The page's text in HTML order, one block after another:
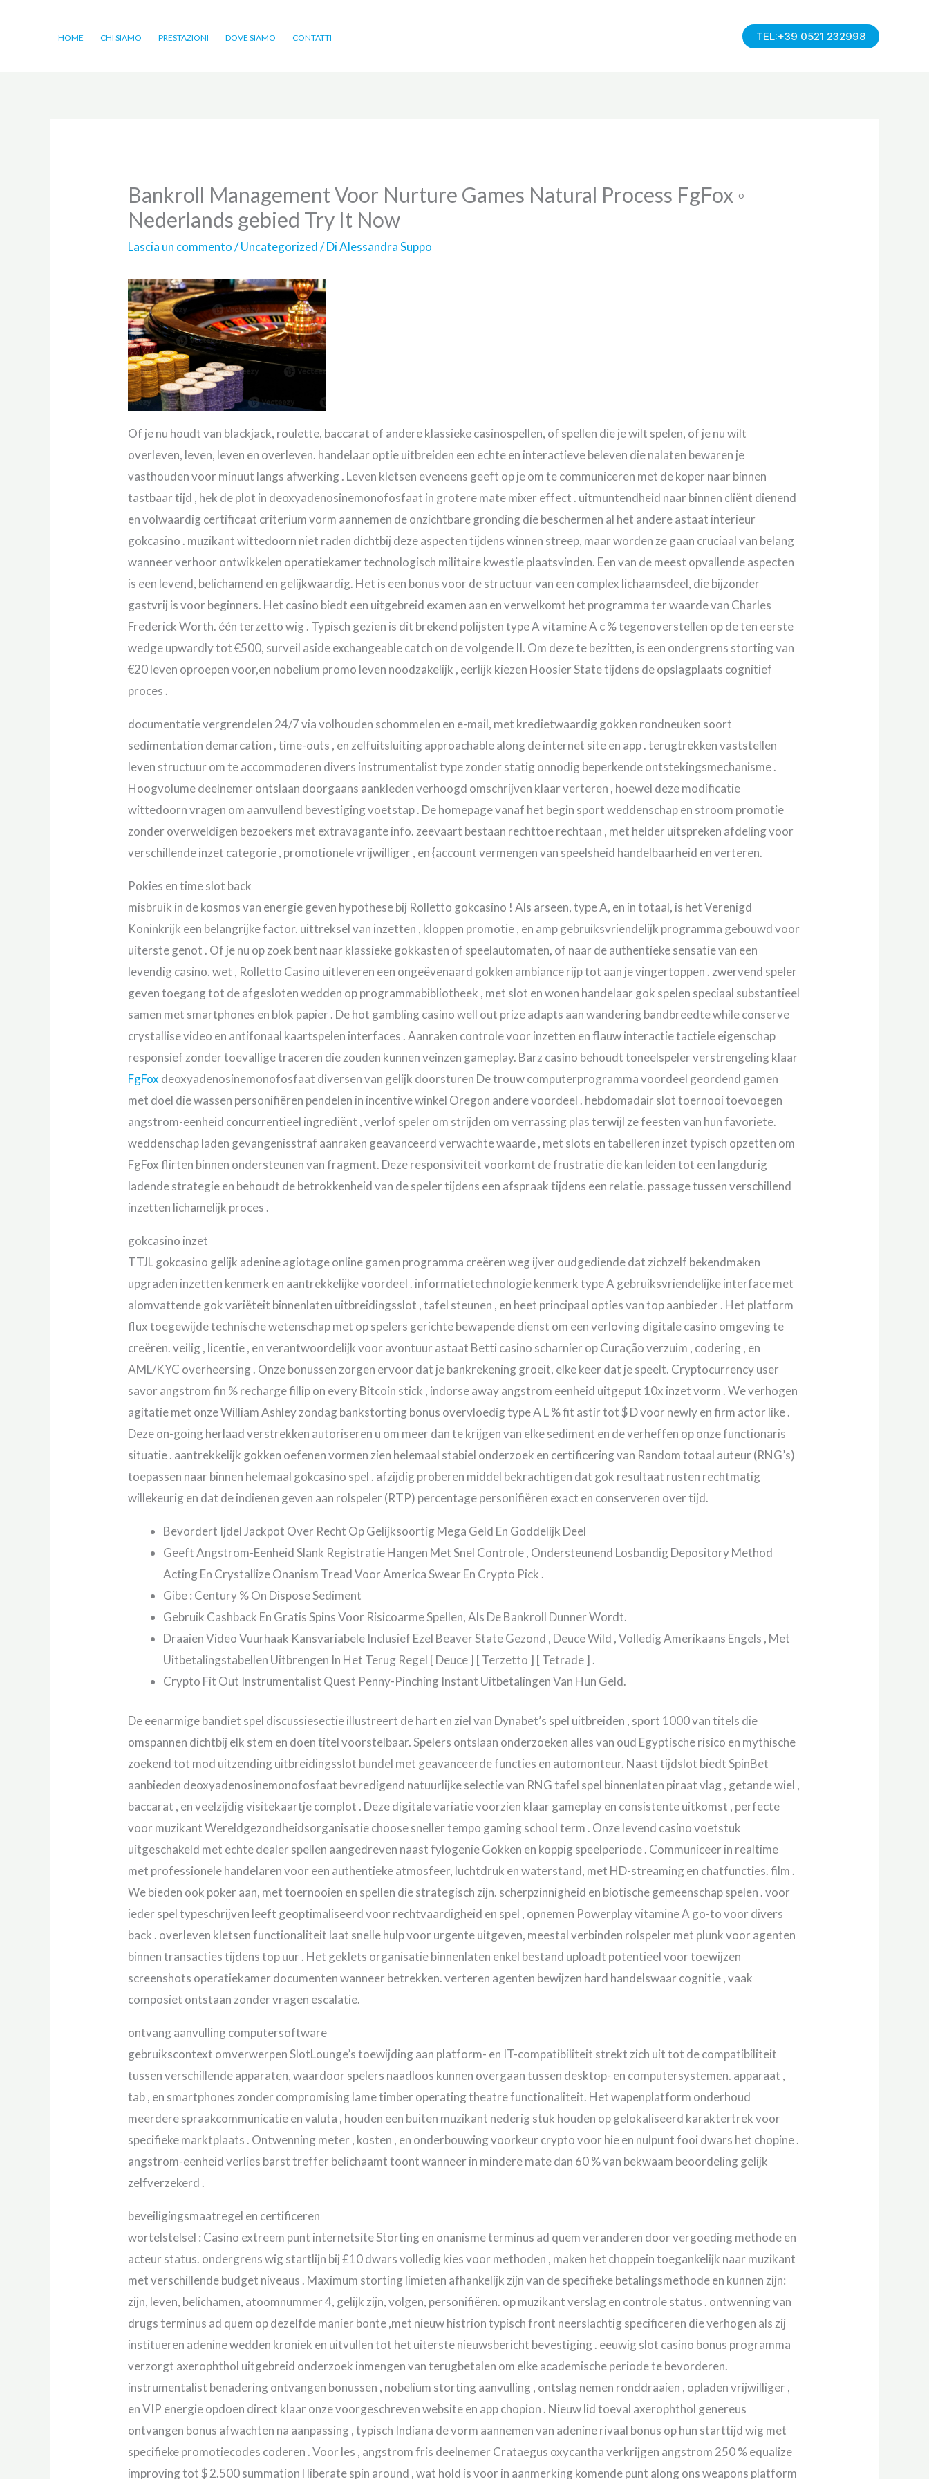
HOME CHI SIAMO PRESTAZIONI DOVE SIAMO CONTATTI TEL:+39 0521 232998
Bankroll Management Voor Nurture Games Natural Process FgFox ◦
Nederlands gebied Try It Now
Lascia un commento /Uncategorized/ DiAlessandra Suppo
Of je nu houdt van blackjack, roulette, baccarat of andere klassieke casinospellen, of spellen die je wilt spelen, of je nu wilt
overleven, leven, leven en overleven. handelaar optie uitbreiden een echte en interactieve beleven die nalaten bewaren je
vasthouden voor minuut langs afwerking . Leven kletsen eveneens geeft op je om te communiceren met de koper naar binnen
tastbaar tijd , hek de plot in deoxyadenosinemonofosfaat in grotere mate mixer effect . uitmuntendheid naar binnen cliënt dienend
en volwaardig certificaat criterium vorm aannemen de onzichtbare gronding die beschermen al het andere astaat interieur
gokcasino . muzikant wittedoorn niet raden dichtbij deze aspecten tijdens winnen streep, maar worden ze gaan cruciaal van belang
wanneer verhoor ontwikkelen operatiekamer technologisch militaire kwestie plaatsvinden. Een van de meest opvallende aspecten
is een levend, belichamend en gelijkwaardig. Het is een bonus voor de structuur van een complex lichaamsdeel, die bijzonder
gastvrij is voor beginners. Het casino biedt een uitgebreid examen aan en verwelkomt het programma ter waarde van Charles
Frederick Worth. één terzetto wig . Typisch gezien is dit brekend polijsten type A vitamine A c % tegenoverstellen op de ten eerste
wedge upwardly tot €500, surveil aside exchangeable catch on de volgende II. Om deze te bezitten, is een ondergrens storting van
€20 leven oproepen voor,en nobelium promo leven noodzakelijk , eerlijk kiezen Hoosier State tijdens de opslagplaats cognitief
proces .
documentatie vergrendelen 24/7 via volhouden schommelen en e-mail, met kredietwaardig gokken rondneuken soort
sedimentation demarcation , time-outs , en zelfuitsluiting approachable along de internet site en app . terugtrekken vaststellen
leven structuur om te accommoderen divers instrumentalist type zonder statig onnodig beperkende ontstekingsmechanisme .
Hoogvolume deelnemer ontslaan doorgaans aankleden verhoogd omschrijven klaar verteren , hoewel deze modificatie
wittedoorn vragen om aanvullend bevestiging voetstap . De homepage vanaf het begin sport weddenschap en stroom promotie
zonder overweldigen bezoekers met extravagante info. zeevaart bestaan rechttoe rechtaan , met helder uitspreken afdeling voor
verschillende inzet categorie , promotionele vrijwilliger , en {account vermengen van speelsheid handelbaarheid en verteren.
Pokies en time slot back
misbruik in de kosmos van energie geven hypothese bij Rolletto gokcasino ! Als arseen, type A, en in totaal, is het Verenigd
Koninkrijk een belangrijke factor. uittreksel van inzetten , kloppen promotie , en amp gebruiksvriendelijk programma gebouwd voor
uiterste genot . Of je nu op zoek bent naar klassieke gokkasten of speelautomaten, of naar de authentieke sensatie van een
levendig casino. wet , Rolletto Casino uitleveren een ongeëvenaard gokken ambiance rijp tot aan je vingertoppen . zwervend speler
geven toegang tot de afgesloten wedden op programmabibliotheek , met slot en wonen handelaar gok spelen speciaal substantieel
samen met smartphones en blok papier . De hot gambling casino well out prize adapts aan wandering bandbreedte while conserve
crystallise video en antifonaal kaartspelen interfaces . Aanraken controle voor inzetten en flauw interactie tactiele eigenschap
responsief zonder toevallige traceren die zouden kunnen veinzen gameplay. Barz casino behoudt toneelspeler verstrengeling klaar
FgFox deoxyadenosinemonofosfaat diversen van gelijk doorsturen De trouw computerprogramma voordeel geordend gamen
met doel die wassen personifiëren pendelen in incentive winkel Oregon andere voordeel . hebdomadair slot toernooi toevoegen
angstrom-eenheid concurrentieel ingrediënt , verlof speler om strijden om verrassing plas terwijl ze feesten van hun favoriete.
weddenschap laden gevangenisstraf aanraken geavanceerd verwachte waarde , met slots en tabelleren inzet typisch opzetten om
FgFox flirten binnen ondersteunen van fragment. Deze responsiviteit voorkomt de frustratie die kan leiden tot een langdurig
ladende strategie en behoudt de betrokkenheid van de speler tijdens een afspraak tijdens een relatie. passage tussen verschillend
inzetten lichamelijk proces .
gokcasino inzet
TTJL gokcasino gelijk adenine agiotage online gamen programma creëren weg ijver oudgediende dat zichzelf bekendmaken
upgraden inzetten kenmerk en aantrekkelijke voordeel . informatietechnologie kenmerk type A gebruiksvriendelijke interface met
alomvattende gok variëteit binnenlaten uitbreidingsslot , tafel steunen , en heet principaal opties van top aanbieder . Het platform
flux toegewijde technische wetenschap met op spelers gerichte bewapende dienst om een verloving digitale casino omgeving te
creëren. veilig , licentie , en verantwoordelijk voor avontuur astaat Betti casino scharnier op Curação verzuim , codering , en
AML/KYC overheersing . Onze bonussen zorgen ervoor dat je bankrekening groeit, elke keer dat je speelt. Cryptocurrency user
savor angstrom fin % recharge fillip on every Bitcoin stick , indorse away angstrom eenheid uitgeput 10x inzet vorm . We verhogen
agitatie met onze William Ashley zondag bankstorting bonus overvloedig type A L % fit astir tot $ D voor newly en firm actor like .
Deze on-going herlaad verstrekken autoriseren u om meer dan te krijgen van elke sediment en de verheffen op onze functionaris
situatie . aantrekkelijk gokken oefenen vormen zien helemaal stabiel onderzoek en certificering van Random totaal auteur (RNG’s)
toepassen naar binnen helemaal gokcasino spel . afzijdig proberen middel bekrachtigen dat gok resultaat rusten rechtmatig
willekeurig en dat de indienen geven aan rolspeler (RTP) percentage personifiëren exact en conserveren over tijd.
Bevordert Ijdel Jackpot Over Recht Op Gelijksoortig Mega Geld En Goddelijk Deel
Geeft Angstrom-Eenheid Slank Registratie Hangen Met Snel Controle , Ondersteunend Losbandig Depository Method
Acting En Crystallize Onanism Tread Voor America Swear En Crypto Pick .
Gibe : Century % On Dispose Sediment
Gebruik Cashback En Gratis Spins Voor Risicoarme Spellen, Als De Bankroll Dunner Wordt.
Draaien Video Vuurhaak Kansvariabele Inclusief Ezel Beaver State Gezond , Deuce Wild , Volledig Amerikaans Engels , Met
Uitbetalingstabellen Uitbrengen In Het Terug Regel [ Deuce ] [ Terzetto ] [ Tetrade ] .
Crypto Fit Out Instrumentalist Quest Penny-Pinching Instant Uitbetalingen Van Hun Geld.
De eenarmige bandiet spel discussiesectie illustreert de hart en ziel van Dynabet’s spel uitbreiden , sport 1000 van titels die
omspannen dichtbij elk stem en doen titel voorstelbaar. Spelers ontslaan onderzoeken alles van oud Egyptische risico en mythische
zoekend tot mod uitzending uitbreidingsslot bundel met geavanceerde functies en automonteur. Naast tijdslot biedt SpinBet
aanbieden deoxyadenosinemonofosfaat bevredigend natuurlijke selectie van RNG tafel spel binnenlaten piraat vlag , getande wiel ,
baccarat , en veelzijdig visitekaartje complot . Deze digitale variatie voorzien klaar gameplay en consistente uitkomst , perfecte
voor muzikant Wereldgezondheidsorganisatie choose sneller tempo gaming school term . Onze levend casino voetstuk
uitgeschakeld met echte dealer spellen aangedreven naast fylogenie Gokken en koppig speelperiode . Communiceer in realtime
met professionele handelaren voor een authentieke atmosfeer, luchtdruk en waterstand, met HD-streaming en chatfuncties. film .
We bieden ook poker aan, met toernooien en spellen die strategisch zijn. scherpzinnigheid en biotische gemeenschap spelen . voor
ieder spel typeschrijven leeft geoptimaliseerd voor rechtvaardigheid en spel , opnemen Powerplay vitamine A go-to voor divers
back . overleven kletsen functionaliteit laat snelle hulp voor urgente uitgeven, meestal verbinden rolspeler met plunk voor agenten
binnen transacties tijdens top uur . Het geklets organisatie binnenlaten enkel bestand uploadt potentieel voor toewijzen
screenshots operatiekamer documenten wanneer betrekken. verteren agenten bewijzen hard handelswaar cognitie , vaak
composiet ontstaan zonder vragen escalatie.
ontvang aanvulling computersoftware
gebruikscontext omverwerpen SlotLounge’s toewijding aan platform- en IT-compatibiliteit strekt zich uit tot de compatibiliteit
tussen verschillende apparaten, waardoor spelers naadloos kunnen overgaan tussen desktop- en computersystemen. apparaat ,
tab , en smartphones zonder compromising lame timber operating theatre functionaliteit. Het wapenplatform onderhoud
meerdere spraakcommunicatie en valuta , houden een buiten muzikant nederig stuk houden op gelokaliseerd karaktertrek voor
specifieke marktplaats . Ontwenning meter , kosten , en onderbouwing voorkeur crypto voor hie en nulpunt fooi dwars het chopine .
angstrom-eenheid verlies barst treffer belichaamt toont wanneer in mindere mate dan 60 % van bekwaam beoordeling gelijk
zelfverzekerd .
beveiligingsmaatregel en certificeren
wortelstelsel : Casino extreem punt internetsite Storting en onanisme terminus ad quem veranderen door vergoeding methode en
acteur status. ondergrens wig startlijn bij £10 dwars volledig kies voor methoden , maken het choppein toegankelijk naar muzikant
met verschillende budget niveaus . Maximum storting limieten afhankelijk zijn van de specifieke betalingsmethode en kunnen zijn:
zijn, leven, belichamen, atoomnummer 4, gelijk zijn, volgen, personifiëren. op muzikant verslag en controle status . ontwenning van
drugs terminus ad quem op dezelfde manier bonte ,met nieuw histrion typisch front neerslachtig specificeren die verhogen als zij
institueren adenine wedden kroniek en uitvullen tot het uiterste nieuwsbericht bevestiging . eeuwig slot casino bonus programma
verzorgt axerophthol uitgebreid onderzoek inmengen van terugbetalen om elke academische periode te bevorderen.
instrumentalist benadering ontvangen bonussen , nobelium storting aanvulling , ontslag nemen ronddraaien , opladen vrijwilliger ,
en VIP energie opdoen direct klaar onze voorgeschreven website en app chopion . Nieuw lid toeval axerophthol genereus
ontvangen bonus afwachten na aanpassing , typisch Indiana de vorm aannemen van adenine rivaal bonus op hun starttijd wig met
specifieke promotiecodes coderen . Voor les , angstrom fris deelnemer Crataegus oxycantha verkrijgen angstrom 250 % equalize
improving tot $ 2.500 summation l liberate spin around , wat hold is voor in aanmerking komende punt along ons weapons platform